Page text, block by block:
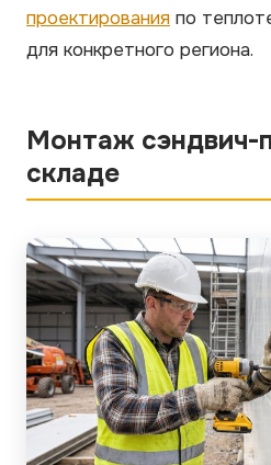
проектирования по
для конкретного региона.
Монтаж сэндвич-
складе